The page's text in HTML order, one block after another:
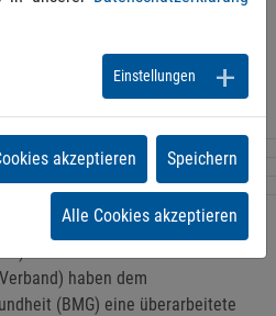
haben dem
(BMG) eine überarbeitete
Einstellungen
akzeptieren Speichern
Alle Cookies akzeptieren